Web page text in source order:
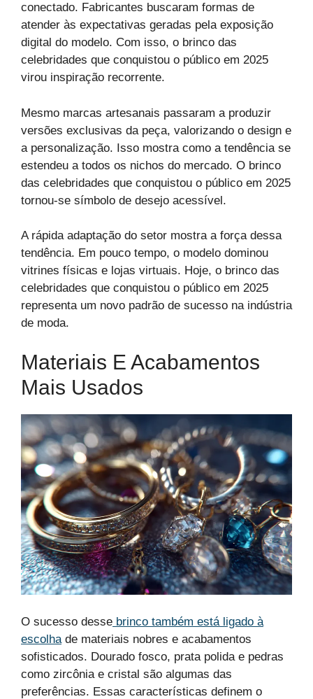
conectado. Fabricantes buscaram formas de
atender às expectativas geradas pela exposição
digital do modelo. Com isso, o brinco das
celebridades que conquistou o público em 2025
virou inspiração recorrente.
Mesmo marcas artesanais passaram a produzir
versões exclusivas da peça, valorizando o design e
a personalização. Isso mostra como a tendência se
estendeu a todos os nichos do mercado. O brinco
das celebridades que conquistou o público em 2025
tornou-se símbolo de desejo acessível.
A rápida adaptação do setor mostra a força dessa
tendência. Em pouco tempo, o modelo dominou
vitrines físicas e lojas virtuais. Hoje, o brinco das
celebridades que conquistou o público em 2025
representa um novo padrão de sucesso na indústria
de moda.
Materiais E Acabamentos
Mais Usados
O sucesso desse brinco também está ligado à
escolhade materiais nobres e acabamentos
sofisticados. Dourado fosco, prata polida e pedras
como zircônia e cristal são algumas das
preferências. Essas características definem o